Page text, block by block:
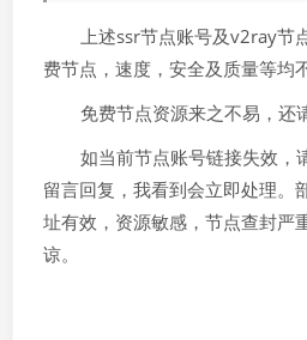
上述ssr节点账号及v2ray节
费节点，速度，安全及质量等均
免费节点资源来之不易，还
如当前节点账号链接失效，
留言回复，我看到会立即处理。
址有效，资源敏感，节点查封严
谅。